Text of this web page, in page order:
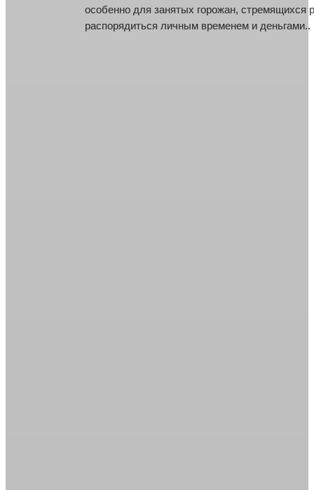
особенно для занятых горожан, стремящихся
распорядиться личным временем и деньгами..
особенно для занятых горожан, стремящихся
распорядиться личным временем и деньгами..